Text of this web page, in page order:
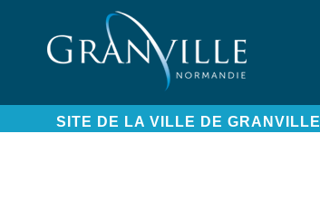
SITE DE LA VILLE DE GRANVILLE
Panneau de gestion des cookies